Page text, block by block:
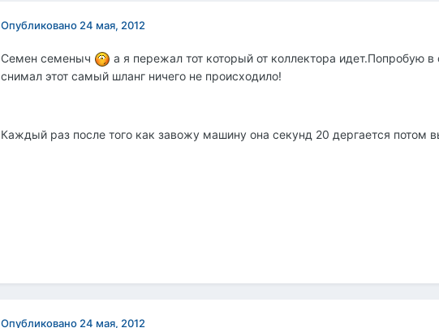
Опубликовано 24 мая, 2012
Семен семеныч
а я пережал тот который от коллектора идет.Попробую
снимал этот самый шланг ничего не происходило!
Каждый раз после того как завожу машину она секунд 20 дергается потом
Опубликовано 24 мая, 2012